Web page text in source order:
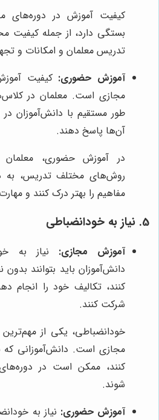
کیفیت آموزش در دوره‌های
بستگی دارد، از جمله کیفیت
تدریس معلمان و امکانات و
آموزش حضوری: کیفیت
مجازی است. معلمان در
طور مستقیم با دانش‌آموزان
آن‌ها پاسخ دهند.
در آموزش حضوری، معلمان
روش‌های مختلف تدریس، به
مفاهیم را بهتر درک کنند و
5. نیاز به خودانضباطی
آموزش مجازی: نیاز به
دانش‌آموزان باید بتوانند
کنند، تکالیف خود را انجام
شرکت کنند.
خودانضباطی، یکی از
مجازی است. دانش‌آموزانی که
کنند، ممکن است در
شوند.
آموزش حضوری: نیاز به